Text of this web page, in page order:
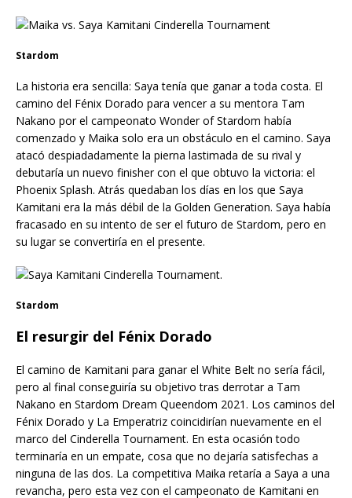
Stardom
La historia era sencilla: Saya tenía que ganar a toda costa. El
camino del Fénix Dorado para vencer a su mentora Tam
Nakano por el campeonato Wonder of Stardom había
comenzado y Maika solo era un obstáculo en el camino. Saya
atacó despiadadamente la pierna lastimada de su rival y
debutaría un nuevo finisher con el que obtuvo la victoria: el
Phoenix Splash. Atrás quedaban los días en los que Saya
Kamitani era la más débil de la Golden Generation. Saya había
fracasado en su intento de ser el futuro de Stardom, pero en
su lugar se convertiría en el presente.
Stardom
El resurgir del Fénix Dorado
El camino de Kamitani para ganar el White Belt no sería fácil,
pero al final conseguiría su objetivo tras derrotar a Tam
Nakano en Stardom Dream Queendom 2021. Los caminos del
Fénix Dorado y La Emperatriz coincidirían nuevamente en el
marco del Cinderella Tournament. En esta ocasión todo
terminaría en un empate, cosa que no dejaría satisfechas a
ninguna de las dos. La competitiva Maika retaría a Saya a una
revancha, pero esta vez con el campeonato de Kamitani en